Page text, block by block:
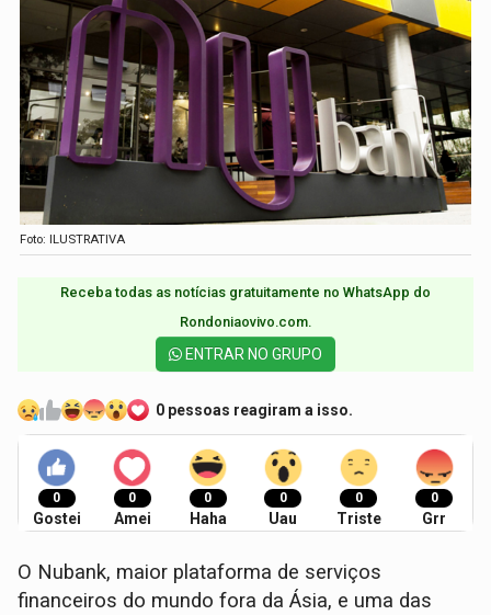
Foto: ILUSTRATIVA
Receba todas as notícias gratuitamente no WhatsApp do
Rondoniaovivo.com.​
ENTRAR NO GRUPO
0 pessoas reagiram a isso.
0
Gostei
0
Amei
0
Haha
0
Uau
0
Triste
0
Grr
O Nubank, maior plataforma de serviços
financeiros do mundo fora da Ásia, e uma das